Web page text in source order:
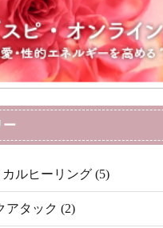
ー
ルヒーリング (5)
アタック (2)